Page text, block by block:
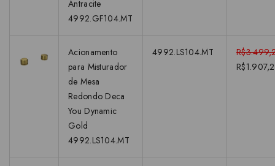
Antracite
4992.GF104.MT
Acionamento
para Misturador
de Mesa
Redondo Deca
You Dynamic
Gold
4992.LS104.MT
4992.LS104.MT